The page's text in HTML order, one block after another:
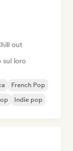
out
sul loro
French Pop
Indie pop